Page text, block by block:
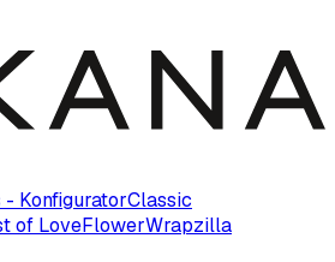
- KonfiguratorClassic
of LoveFlowerWrapzilla